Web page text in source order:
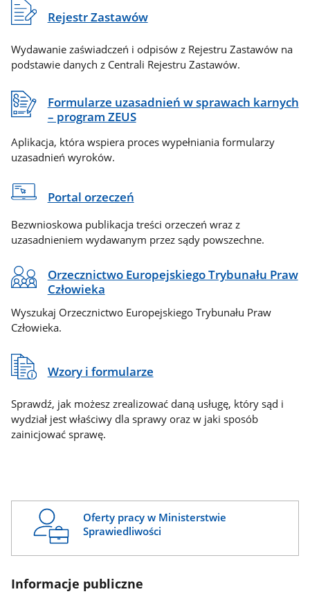
Rejestr Zastawów
Wydawanie zaświadczeń i odpisów z Rejestru Zastawów na
podstawie danych z Centrali Rejestru Zastawów.
Formularze uzasadnień w sprawach karnych
– program ZEUS
Aplikacja, która wspiera proces wypełniania formularzy
uzasadnień wyroków.
Portal orzeczeń
Bezwnioskowa publikacja treści orzeczeń wraz z
uzasadnieniem wydawanym przez sądy powszechne.
Orzecznictwo Europejskiego Trybunału Praw
Człowieka
Wyszukaj Orzecznictwo Europejskiego Trybunału Praw
Człowieka.
Wzory i formularze
Sprawdź, jak możesz zrealizować daną usługę, który sąd i
wydział jest właściwy dla sprawy oraz w jaki sposób
zainicjować sprawę.
Oferty pracy w Ministerstwie
Sprawiedliwości
Informacje publiczne